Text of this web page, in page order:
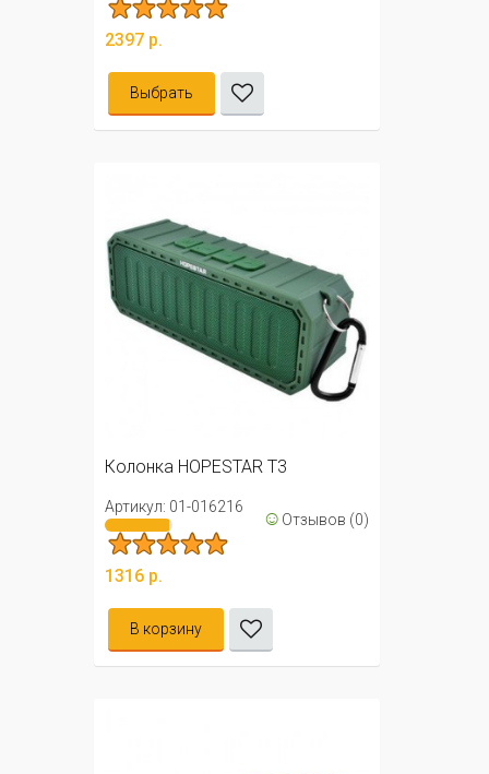
2397 р.
Выбрать
Колонка HOPESTAR T3
Артикул: 01-016216 ☺ Отзывов (0)
1316 р.
В корзину